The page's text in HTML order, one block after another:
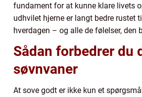
fundament for at kunne klare livets
udhvilet hjerne er langt bedre rustet
hverdagen – og alle de følelser, den
Sådan forbedrer du
søvnvaner
At sove godt er ikke kun et